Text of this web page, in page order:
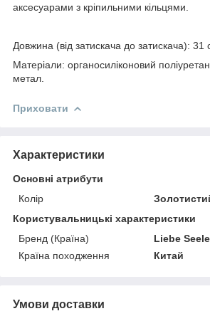
аксесуарами з кріпильними кільцями.
Довжина (від затискача до затискача): 31
Матеріали: органосиліконовий
метал.
Приховати
Характеристики
Основні атрибути
Колір
Користувальницькі характеристики
Бренд (Країна)
Liebe
Країна походження
Китай
Умови доставки